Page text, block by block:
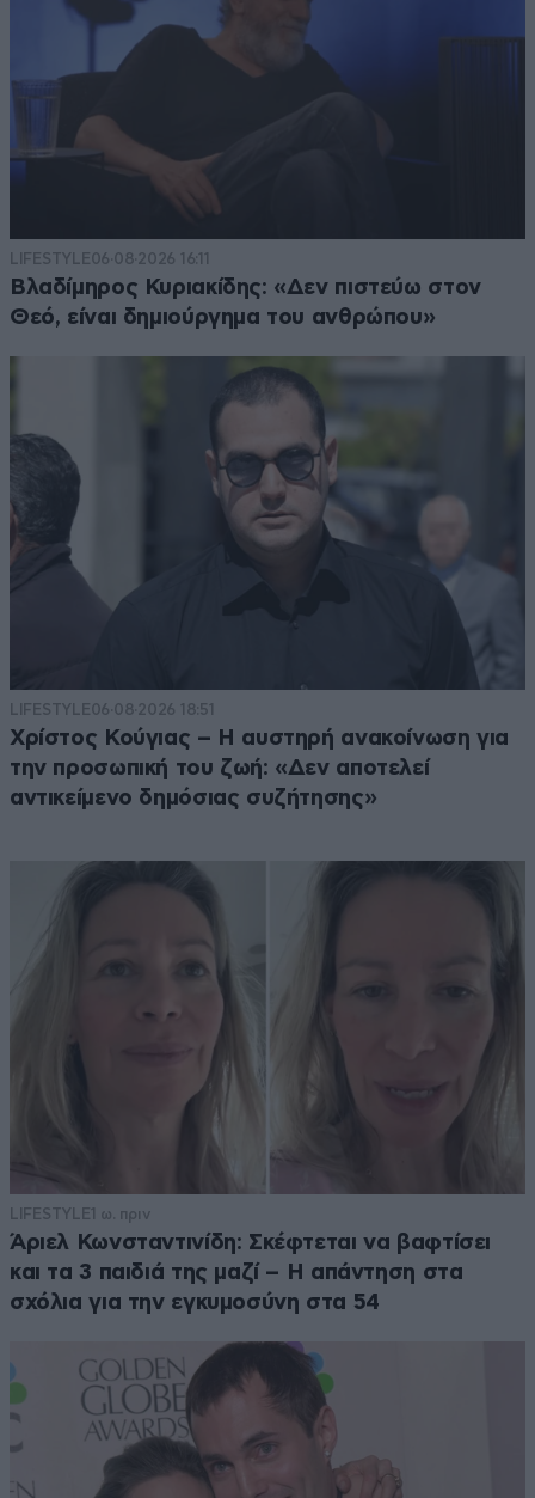
LIFESTYLE06·08·2026 16:11
Βλαδίμηρος Κυριακίδης: «Δεν πιστεύω στον
Θεό, είναι δημιούργημα του ανθρώπου»
LIFESTYLE06·08·2026 18:51
Χρίστος Κούγιας – Η αυστηρή ανακοίνωση για
την προσωπική του ζωή: «Δεν αποτελεί
αντικείμενο δημόσιας συζήτησης»
LIFESTYLE1 ω. πριν
Άριελ Κωνσταντινίδη: Σκέφτεται να βαφτίσει
και τα 3 παιδιά της μαζί – Η απάντηση στα
σχόλια για την εγκυμοσύνη στα 54